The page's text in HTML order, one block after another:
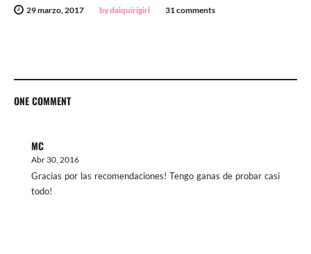
29 marzo, 2017 by daiquirigirl 31 comments
ONE COMMENT
MC
Abr 30, 2016
Gracias por las recomendaciones! Tengo ganas de probar casi
todo!